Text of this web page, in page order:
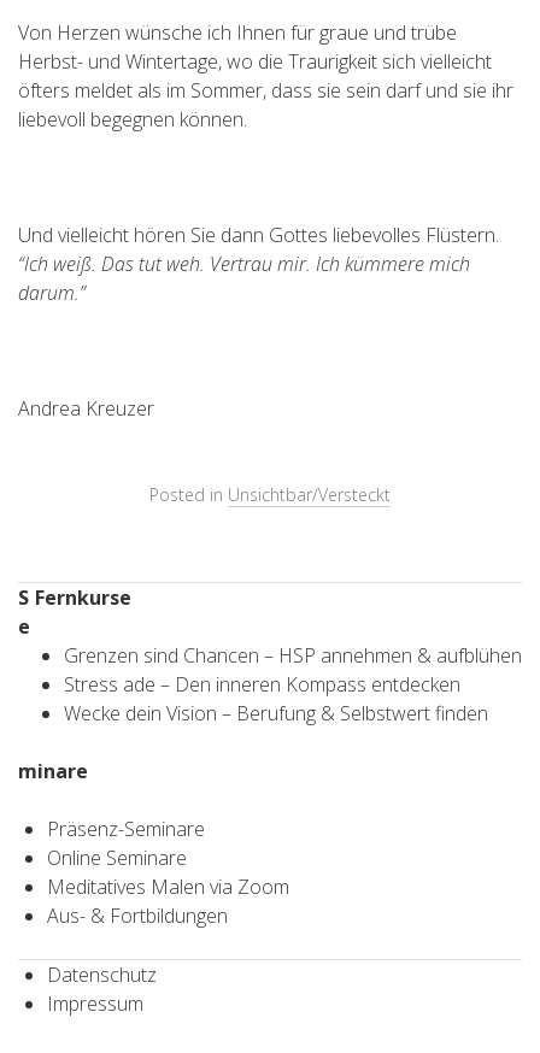
Von Herzen wünsche ich Ihnen für graue und trübe
Herbst- und Wintertage, wo die Traurigkeit sich vielleicht
öfters meldet als im Sommer, dass sie sein darf und sie ihr
liebevoll begegnen können.
Und vielleicht hören Sie dann Gottes liebevolles Flüstern.
“Ich weiß. Das tut weh. Vertrau mir. Ich kümmere mich
darum.”
Andrea Kreuzer
Posted in Unsichtbar/Versteckt
Fernkurse
Grenzen sind Chancen – HSP annehmen & aufblühen
Stress ade – Den inneren Kompass entdecken
Wecke dein Vision – Berufung & Selbstwert finden
S
e
minare
Präsenz-Seminare
Online Seminare
Meditatives Malen via Zoom
Aus- & Fortbildungen
Datenschutz
Impressum